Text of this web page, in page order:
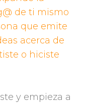
de ti mismo
que emite
acerca de
o hiciste
y empieza a